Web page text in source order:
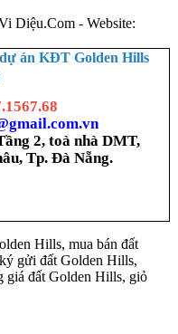
Diệu.Com - Website:
án KĐT Golden Hills
2, toà nhà DMT,
Tp. Đà Nẵng.
Hills, mua bán đất
gửi đất Golden Hills,
giá đất Golden Hills, giỏ